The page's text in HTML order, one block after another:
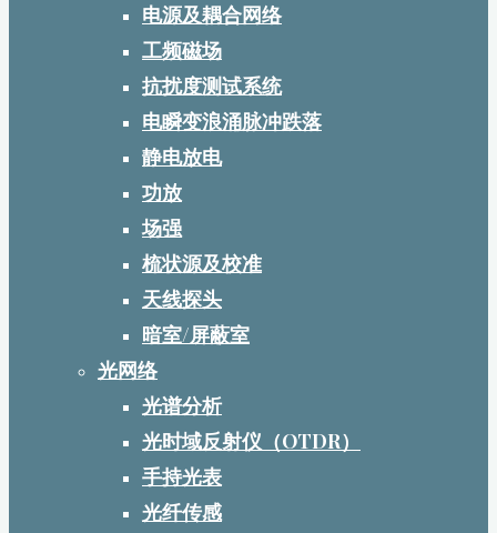
电源及耦合网络
工频磁场
抗扰度测试系统
电瞬变浪涌脉冲跌落
静电放电
功放
场强
梳状源及校准
天线探头
暗室/屏蔽室
光网络
光谱分析
光时域反射仪（OTDR）
手持光表
光纤传感